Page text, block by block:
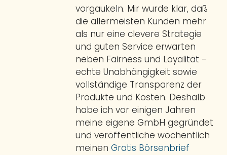
vorgaukeln. Mir wurde klar, daß
die allermeisten Kunden mehr
als nur eine clevere Strategie
und guten Service erwarten
neben Fairness und Loyalität -
echte Unabhängigkeit sowie
vollständige Transparenz der
Produkte und Kosten. Deshalb
habe ich vor einigen Jahren
meine eigene GmbH gegründet
und veröffentliche wöchentlich
meinen Gratis Börsenbrief